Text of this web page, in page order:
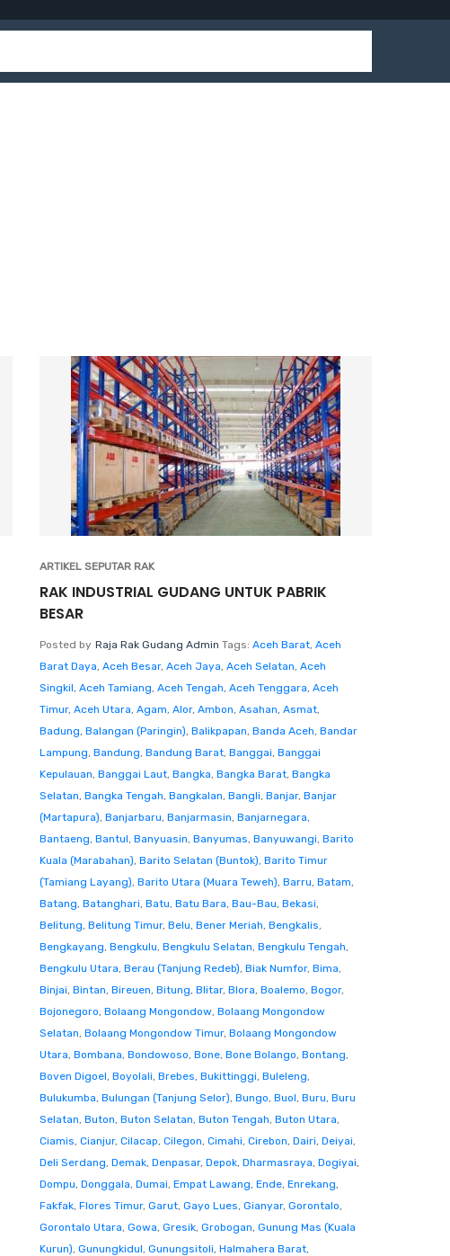
ARTIKEL SEPUTAR RAK
RAK INDUSTRIAL GUDANG UNTUK PABRIK
BESAR
Posted by Raja Rak Gudang Admin Tags: Aceh Barat, Aceh
Barat Daya, Aceh Besar, Aceh Jaya, Aceh Selatan, Aceh
Singkil, Aceh Tamiang, Aceh Tengah, Aceh Tenggara, Aceh
Timur, Aceh Utara, Agam, Alor, Ambon, Asahan, Asmat,
Badung, Balangan (Paringin), Balikpapan, Banda Aceh, Bandar
Lampung, Bandung, Bandung Barat, Banggai, Banggai
Kepulauan, Banggai Laut, Bangka, Bangka Barat, Bangka
Selatan, Bangka Tengah, Bangkalan, Bangli, Banjar, Banjar
(Martapura), Banjarbaru, Banjarmasin, Banjarnegara,
Bantaeng, Bantul, Banyuasin, Banyumas, Banyuwangi, Barito
Kuala (Marabahan), Barito Selatan (Buntok), Barito Timur
(Tamiang Layang), Barito Utara (Muara Teweh), Barru, Batam,
Batang, Batanghari, Batu, Batu Bara, Bau-Bau, Bekasi,
Belitung, Belitung Timur, Belu, Bener Meriah, Bengkalis,
Bengkayang, Bengkulu, Bengkulu Selatan, Bengkulu Tengah,
Bengkulu Utara, Berau (Tanjung Redeb), Biak Numfor, Bima,
Binjai, Bintan, Bireuen, Bitung, Blitar, Blora, Boalemo, Bogor,
Bojonegoro, Bolaang Mongondow, Bolaang Mongondow
Selatan, Bolaang Mongondow Timur, Bolaang Mongondow
Utara, Bombana, Bondowoso, Bone, Bone Bolango, Bontang,
Boven Digoel, Boyolali, Brebes, Bukittinggi, Buleleng,
Bulukumba, Bulungan (Tanjung Selor), Bungo, Buol, Buru, Buru
Selatan, Buton, Buton Selatan, Buton Tengah, Buton Utara,
Ciamis, Cianjur, Cilacap, Cilegon, Cimahi, Cirebon, Dairi, Deiyai,
Deli Serdang, Demak, Denpasar, Depok, Dharmasraya, Dogiyai,
Dompu, Donggala, Dumai, Empat Lawang, Ende, Enrekang,
Fakfak, Flores Timur, Garut, Gayo Lues, Gianyar, Gorontalo,
Gorontalo Utara, Gowa, Gresik, Grobogan, Gunung Mas (Kuala
Kurun), Gunungkidul, Gunungsitoli, Halmahera Barat,